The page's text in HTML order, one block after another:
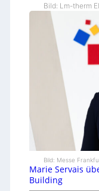
Bild: Lm-therm
Bild: Messe
Marie Servais
Building